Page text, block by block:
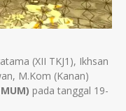
(XII TKJ1), Ikhsan
M.Kom (Kanan)
pada tanggal 19-